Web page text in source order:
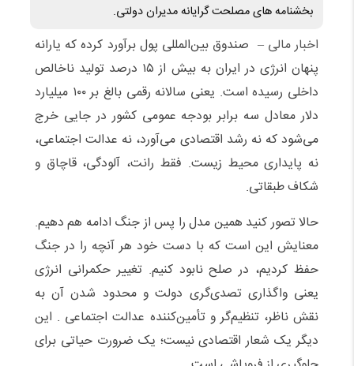
بخشنامه های مصلحت گرایانه مدیران دولتی.
اخبار مالی – صندوق بین‌المللی پول برآورد کرده که یارانه
پنهان انرژی در ایران به بیش از ۱۵ درصد تولید ناخالص
داخلی رسیده است. یعنی سالانه رقمی بالغ بر ۱۰۰ میلیارد
دلار معادل سه برابر بودجه عمومی کشور در جایی خرج
می‌شود که نه رشد اقتصادی می‌آورد، نه عدالت اجتماعی،
نه پایداری محیط زیست. فقط رانت، آلودگی، قاچاق و
شکاف طبقاتی.
حالا تصور کنید همین مدل را پس از جنگ ادامه هم دهیم.
معنایش این است که با دست خود هر آنچه را در جنگ
حفظ کردیم، در صلح نابود کنیم. تغییر حکمرانی انرژی
یعنی واگذاری تصدی‌گری دولت و محدود شدن آن به
نقش ناظر، تنظیم‌گر و تأمین‌کننده عدالت اجتماعی . این
دیگر یک شعار اقتصادی نیست؛ یک ضرورت حیاتی برای